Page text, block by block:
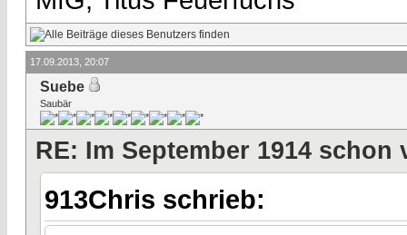
17.09.2013, 20:07
Suebe
Saubär
RE: Im September 1914 schon
913Chris schrieb: